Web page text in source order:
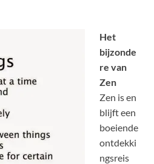
Het
bijzonde
re van
Zen
Zen is en
blijft een
boeiende
ontdekki
ngsreis